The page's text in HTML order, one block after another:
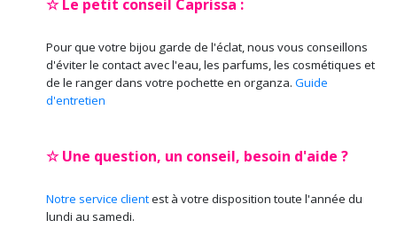
☆ Le petit conseil Caprissa :
Pour que votre bijou garde de l'éclat, nous vous conseillons
d'éviter le contact avec l'eau, les parfums, les cosmétiques et
de le ranger dans votre pochette en organza. Guide
d'entretien
☆ Une question, un conseil, besoin d'aide ?
Notre service clientest à votre disposition toute l'année du
lundi au samedi.